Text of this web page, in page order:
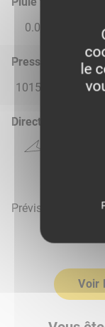
0.0
Pression
1015.0
1017.0
Direction du vent
Prévisions météo
Voir
le